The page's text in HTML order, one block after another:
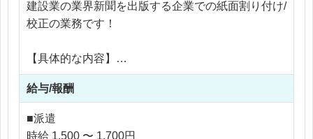
建設業の業界新聞を出版する企業での紙面割り付け/
校正の業務です！
【具体的な内容】
・記者から届いた原稿チェック
・見出しの考案
・校正業務
・文字制限にあわせて内容の添削
給与/報酬
■派遣
時給 1,500 〜 1,700円